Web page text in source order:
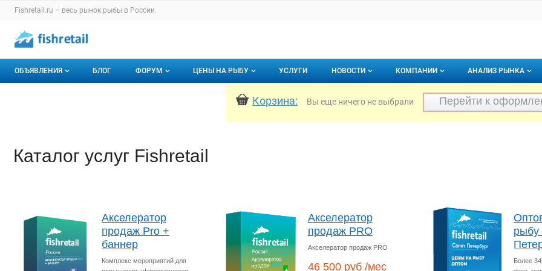
Раздел навигации по сайту fishretail.ru
Fishretail.ru – весь рынок рыбы в России.
Авторизация и меню пользователя
Навигация по разделам сайта fishretail.ru
ОБЪЯВЛЕНИЯ
Мои объявления
БЛОГ ФОРУМ
С моим участием
ЦЕНЫ НА РЫБУ
О мониторингах
Актуальные мониторинги
Динамика цен
УСЛУГИ НОВОСТИ
Новости рыбного рынка
КОМПАНИИ
Каталог компаний
О каталоге компаний
АНАЛИЗ РЫНКА
Подписаться на
Корзина: Вы еще ничего не выбрали Перейти к
Каталог услуг Fishretail
Акселератор
продаж Pro +
баннер
Комплекс мероприятий для
Акселератор
продаж PRO
Акселератор продаж PRO
46 500 руб /мес
рыбу
Более